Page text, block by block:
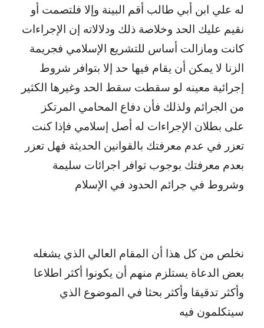
له علي ابن أبي طالب أقم البينة وإلا فلتصمت أو
نقيم عليك الحد وخلاصة ذلك ودلالاته إن الإجراءات
كانت ومازالت أساس للتشريع الإسلامي فجريمة
الزنا لا يمكن أن يقام فيها حد إلا بتوافر شروط
إجرائية معينه لو سقطت سقط الحد وغيرها الكثير
من الجرائم ولذلك فأن دفاع المحامي المرتكز
على بطلان الإجراءات له أصل إسلامي فإذا كنت
تعزر في عدم معرفتك بالقوانين الحديثة فهل تعزر
بعدم معرفتك بوجوب توافر اجرائات سليمة
وشروط في جرائم الحدود في الإسلام
نخلص من كل هذا أن المقام العالي الذي يشغله
بعض الدعاة يستلزم منهم أن يكونوا أكثر اطلاعا
وأكثر تدقيقا وأكثر بحثا في الموضوع الذي
سيتكلمون فيه